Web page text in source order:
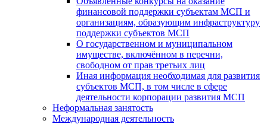
финансовой поддержки субъектам МСП и
организациям, образующим инфраструктуру
поддержки субъектов МСП
О государственном и муниципальном
имуществе, включённом в перечни,
свободном от прав третьих лиц
Иная информация необходимая для развития
субъектов МСП, в том числе в сфере
деятельности корпорации развития МСП
Неформальная занятость
Международная деятельность